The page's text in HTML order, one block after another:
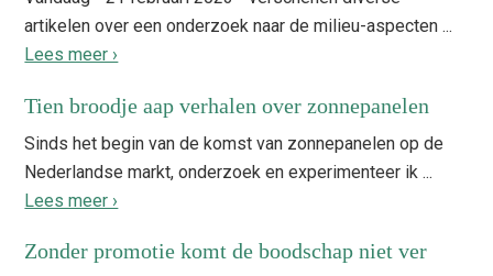
artikelen over een onderzoek naar de milieu-aspecten ...
Lees meer ›
Tien broodje aap verhalen over zonnepanelen
Sinds het begin van de komst van zonnepanelen op de
Nederlandse markt, onderzoek en experimenteer ik ...
Lees meer ›
Zonder promotie komt de boodschap niet ver